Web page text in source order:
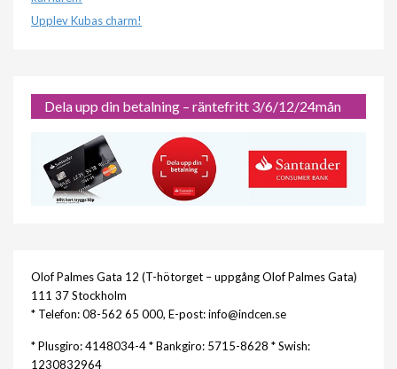
Upplev Kubas charm!
Dela upp din betalning – räntefritt 3/6/12/24mån
Olof Palmes Gata 12 (T-hötorget – uppgång Olof Palmes Gata)
111 37 Stockholm
* Telefon: 08-562 65 000, E-post: info@indcen.se
* Plusgiro: 4148034-4 * Bankgiro: 5715-8628 * Swish:
1230832964